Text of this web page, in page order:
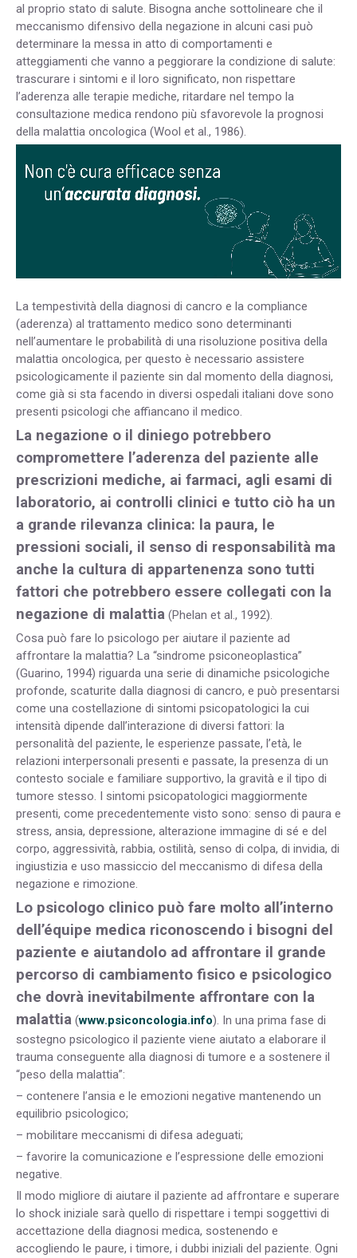
al proprio stato di salute. Bisogna anche sottolineare che il
meccanismo difensivo della negazione in alcuni casi può
determinare la messa in atto di comportamenti e
atteggiamenti che vanno a peggiorare la condizione di salute:
trascurare i sintomi e il loro significato, non rispettare
l’aderenza alle terapie mediche, ritardare nel tempo la
consultazione medica rendono più sfavorevole la prognosi
della malattia oncologica (Wool et al., 1986).
La tempestività della diagnosi di cancro e la compliance
(aderenza) al trattamento medico sono determinanti
nell’aumentare le probabilità di una risoluzione positiva della
malattia oncologica, per questo è necessario assistere
psicologicamente il paziente sin dal momento della diagnosi,
come già si sta facendo in diversi ospedali italiani dove sono
presenti psicologi che affiancano il medico.
La negazione o il diniego potrebbero
compromettere l’aderenza del paziente alle
prescrizioni mediche, ai farmaci, agli esami di
laboratorio, ai controlli clinici e tutto ciò ha un
a grande rilevanza clinica: la paura, le
pressioni sociali, il senso di responsabilità ma
anche la cultura di appartenenza sono tutti
fattori che potrebbero essere collegati con la
negazione di malattia (Phelan et al., 1992).
Cosa può fare lo psicologo per aiutare il paziente ad
affrontare la malattia? La “sindrome psiconeoplastica”
(Guarino, 1994) riguarda una serie di dinamiche psicologiche
profonde, scaturite dalla diagnosi di cancro, e può presentarsi
come una costellazione di sintomi psicopatologici la cui
intensità dipende dall’interazione di diversi fattori: la
personalità del paziente, le esperienze passate, l’età, le
relazioni interpersonali presenti e passate, la presenza di un
contesto sociale e familiare supportivo, la gravità e il tipo di
tumore stesso. I sintomi psicopatologici maggiormente
presenti, come precedentemente visto sono: senso di paura e
stress, ansia, depressione, alterazione immagine di sé e del
corpo, aggressività, rabbia, ostilità, senso di colpa, di invidia, di
ingiustizia e uso massiccio del meccanismo di difesa della
negazione e rimozione.
Lo psicologo clinico può fare molto all’interno
dell’équipe medica riconoscendo i bisogni del
paziente e aiutandolo ad affrontare il grande
percorso di cambiamento fisico e psicologico
che dovrà inevitabilmente affrontare con la
malattia (www.psiconcologia.info). In una prima fase di
sostegno psicologico il paziente viene aiutato a elaborare il
trauma conseguente alla diagnosi di tumore e a sostenere il
“peso della malattia”:
– contenere l’ansia e le emozioni negative mantenendo un
equilibrio psicologico;
– mobilitare meccanismi di difesa adeguati;
– favorire la comunicazione e l’espressione delle emozioni
negative.
Il modo migliore di aiutare il paziente ad affrontare e superare
lo shock iniziale sarà quello di rispettare i tempi soggettivi di
accettazione della diagnosi medica, sostenendo e
accogliendo le paure, i timore, i dubbi iniziali del paziente. Ogni